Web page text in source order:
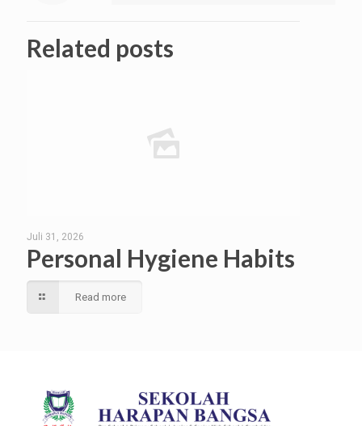
Related posts
Juli 31, 2026
Personal Hygiene Habits
Read more